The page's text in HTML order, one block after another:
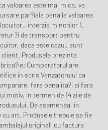
valoarea este mai mica, va
par?iala pana la valoarea
interzis minorilor 1.
?i de transport pentru
daca este cazul, sunt
Produsele prezinta
Cumparatorul are
in scris Vanzatorului ca
fara penalita?i si fara
motiv, in termen de 14 zile de
De asemenea, in
art. Produsele trebuie sa fie
original, cu factura